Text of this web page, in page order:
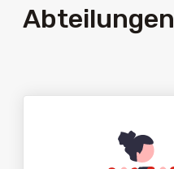
Abteilungen